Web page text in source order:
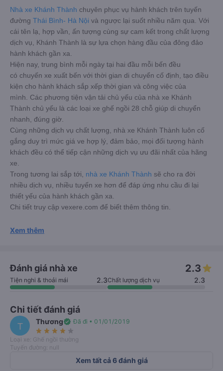
Nhà xe Khánh Thành chuyên phục vụ hành khách trên tuyến
đường Thái Bình- Hà Nội và ngược lại suốt nhiều năm qua. Với
cái tên lạ, hợp vần, ấn tượng cùng sự cam kết trong chất lượng
dịch vụ, Khánh Thành là sự lựa chọn hàng đầu của đông đảo
hành khách gần xa.
Hiện nay, trung bình mỗi ngày tại hai đầu mỗi bến đều
có chuyến xe xuất bến với thời gian di chuyển cố định, tạo điều
kiện cho hành khách sắp xếp thời gian và công việc của
mình. Các phương tiện vận tải chủ yếu của nhà xe Khánh
Thành chủ yếu là các loại xe ghế ngồi 28 chỗ giúp di chuyển
nhanh, đúng giờ.
Cùng những dịch vụ chất lượng, nhà xe Khánh Thành luôn cố
gắng duy trì mức giá ve hợp lý, đảm bảo, mọi đối tượng hành
khách đều có thể tiếp cận những dịch vụ ưu đãi nhất của hãng
xe.
Trong tương lai sắp tới, nhà xe Khánh Thành sẽ cho ra đời
nhiều dịch vụ, nhiều tuyến xe hơn để đáp ứng nhu cầu đi lại
thiết yếu của hành khách gần xa.
Chi tiết truy cập vexere.com để biết thêm thông tin.
Xem thêm
Đánh giá nhà xe 2.3
Tiện nghi & thoải mái 2.3Chất lượng dịch vụ 2.3
Chi tiết đánh giá
T Thươngverified Đã đi • 01/01/2019
star_rate star_rate star_rate star_rate star_rate
Loại xe: Ghế ngồi thường
Tuyến đường: null
Xem tất cả 6 đánh giá